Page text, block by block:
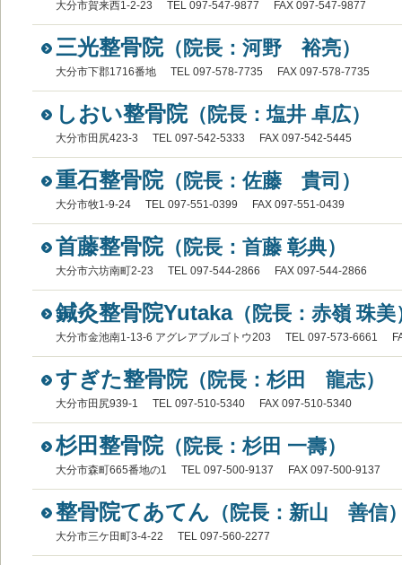
大分市賀来西1-2-23 TEL 097-547-9877 FAX 097-547-9877
三光整骨院（院長：河野 裕亮）
大分市下郡1716番地 TEL 097-578-7735 FAX 097-578-7735
しおい整骨院（院長：塩井 卓広）
大分市田尻423-3 TEL 097-542-5333 FAX 097-542-5445
重石整骨院（院長：佐藤 貴司）
大分市牧1-9-24 TEL 097-551-0399 FAX 097-551-0439
首藤整骨院（院長：首藤 彰典）
大分市六坊南町2-23 TEL 097-544-2866 FAX 097-544-2866
鍼灸整骨院Yutaka（院長：赤嶺 珠美
大分市金池南1-13-6 アグレアブルゴトウ203 TEL 097-573-6661
すぎた整骨院（院長：杉田 龍志）
大分市田尻939-1 TEL 097-510-5340 FAX 097-510-5340
杉田整骨院（院長：杉田 一壽）
大分市森町665番地の1 TEL 097-500-9137 FAX 097-500-9137
整骨院てあてん （院長：新山 善信
大分市三ケ田町3-4-22 TEL 097-560-2277